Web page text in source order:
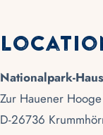
Nationalpark-
Zur Hauener Hooge
D-26736